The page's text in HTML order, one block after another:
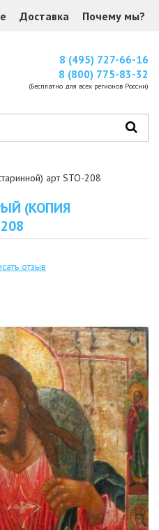
Доставка Почему мы?
8 (495) 727-66-16
8 (800) 775-83-32
(Бесплатно для всех регионов России)
арт STO-208
(КОПИЯ
отзыв